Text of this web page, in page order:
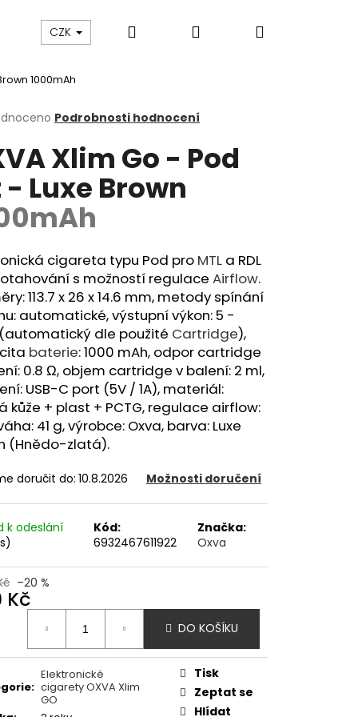
Sledování zásilek Obchodní podmínky
CZK Hledat PřihlášeníNákupní
1000mAh
Podrobnosti hodnocení
Xlim Go - Pod
Luxe Brown
cigareta typu Pod pro MTL a RDL
s možností regulace Airflow.
113.7 x 26 x 14.6 mm, metody spínání
automatické, výstupní výkon: 5 -
dle použité Cartridge),
baterie: 1000 mAh, odpor cartridge
0.8 Ω, objem cartridge v balení: 2 ml,
USB-C port (5V / 1A), materiál:
kůže + plast + PCTG, regulace airflow:
41 g, výrobce: Oxva, barva: Luxe
(Hnědo-zlatá).
doručit do: 10.8.2026 Možnosti doručení
k odeslání
Kód:
6932467611922
Značka:
Oxva
–20 %
Kč
DO KOŠÍKU
:
Elektronické
cigarety OXVA Xlim
GO
Tisk
Zeptat se
Hlídat
Následující
- PŘEDNAPLNĚNÁ
- 20MG -